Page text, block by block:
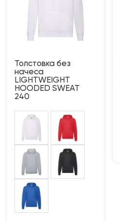
Толстовка без
начеса
LIGHTWEIGHT
HOODED SWEAT
240